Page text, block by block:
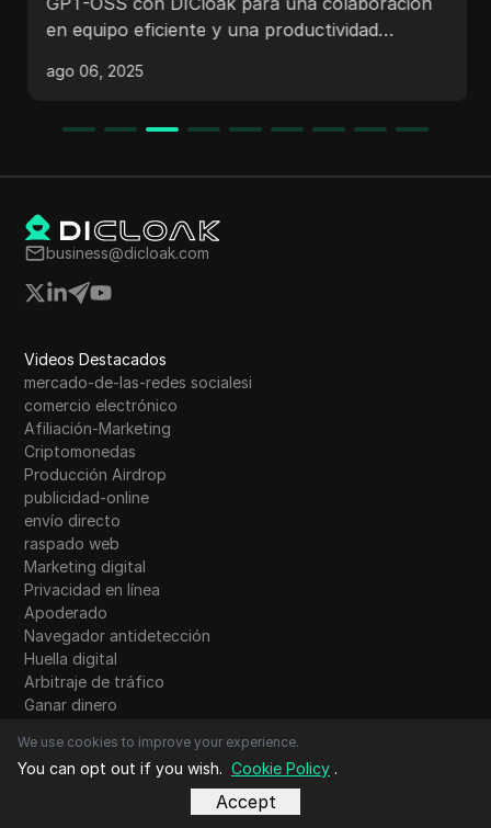
seguro de cuentas con DICloak
en equipo eficiente y una productividad
ago 06, 2025
business@dicloak.com
Videos Destacados
mercado-de-las-redes socialesi
comercio electrónico
Afiliación-Marketing
Criptomonedas
Producción Airdrop
publicidad-online
envío directo
raspado web
Marketing digital
Privacidad en línea
Apoderado
Navegador antidetección
Huella digital
Arbitraje de tráfico
Ganar dinero
Elige la calculadora de ingresos de YouTube para 2026
We use cookies to improve your experience.
You can opt out if you wish. Cookie Policy .
Accept